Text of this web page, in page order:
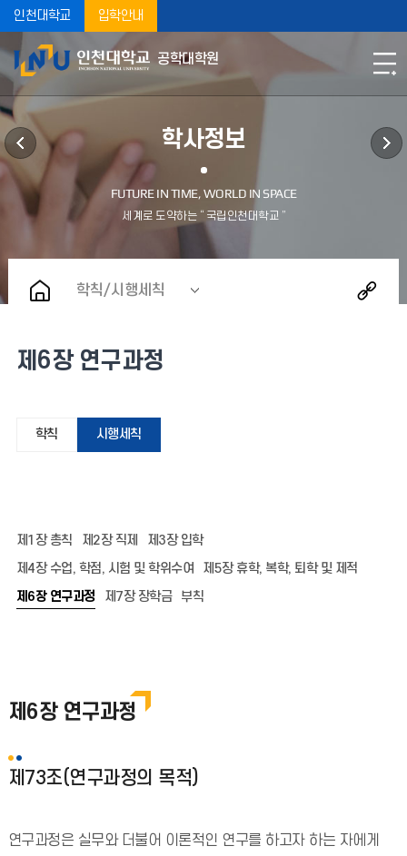
인천대학교 입학안내
공학대학원
학사정보
학칙/시행세칙
제6장 연구과정
학칙 시행세칙
제1장 총칙 제2장 직제
제3장 입학
제4장 수업, 학점, 시험 및 학위수여
제5장 휴학, 복학, 퇴학 및 제적
제6장 연구과정
제7장 장학금 부칙
제6장 연구과정
제73조(연구과정의 목적)
연구과정은 실무와 더불어 이론적인 연구를 하고자 하는 자에게